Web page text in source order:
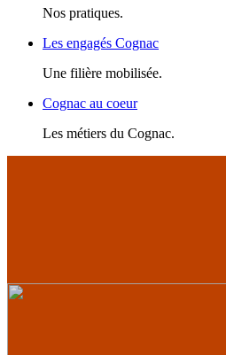
Nos pratiques.
Les engagés Cognac
Une filière mobilisée.
Cognac au coeur
Les métiers du Cognac.